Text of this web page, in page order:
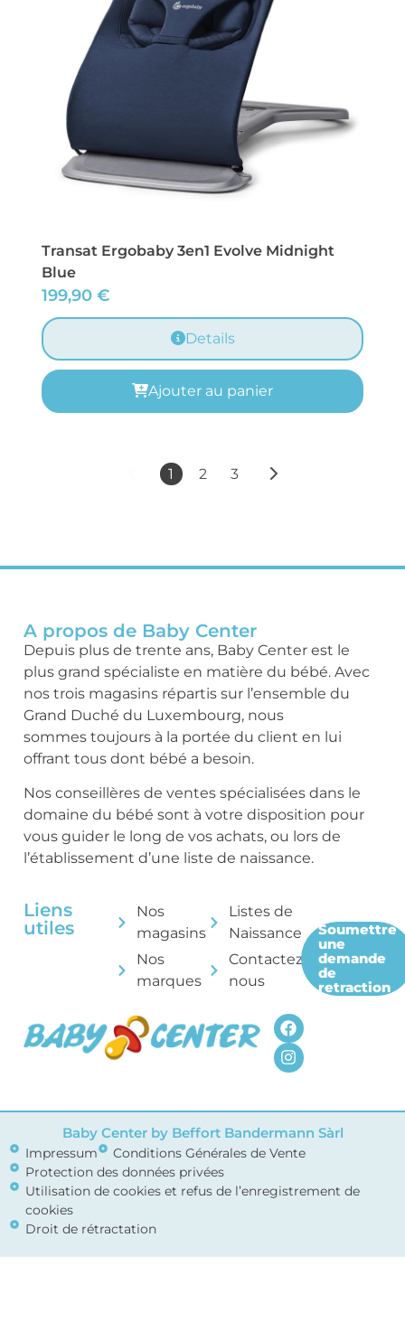
Transat Ergobaby 3en1 Evolve Midnight
Blue
199,90 €
Details
Ajouter au panier
1 2 3
A propos de Baby Center
Depuis plus de trente ans, Baby Center est le
plus grand spécialiste en matière du bébé. Avec
nos trois magasins répartis sur l’ensemble du
Grand Duché du Luxembourg, nous
sommes toujours à la portée du client en lui
offrant tous dont bébé a besoin.
Nos conseillères de ventes spécialisées dans le
domaine du bébé sont à votre disposition pour
vous guider le long de vos achats, ou lors de
l’établissement d’une liste de naissance.
Liens
utiles
Nos
magasins
Nos
marques
Listes de
Naissance
Contactez-
nous
Soumettre
une
demande
de
retraction
Baby Center by Beffort Bandermann Sàrl
Impressum
Conditions Générales de Vente
Protection des données privées
Utilisation de cookies et refus de l’enregistrement de
cookies
Droit de rétractation